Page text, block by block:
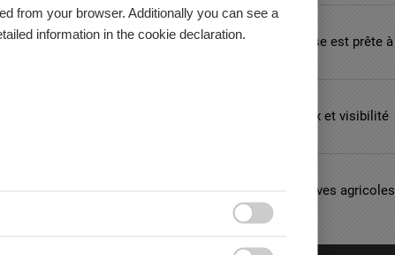
E-COMMERCE
Est-ce que votre entreprise est prête à
Femmes, réseaux sociaux et visibilité
Les 9 défis des coopératives agricoles
from your browser. Additionally you can see a
information in the cookie declaration.